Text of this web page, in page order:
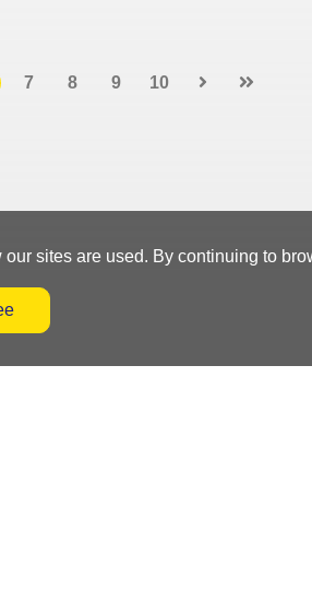
7 8 9 10
sites are used. By continuing to